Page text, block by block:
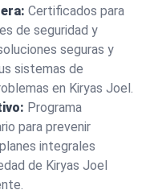
Certificados para
de seguridad y
seguras y
sistemas de
en Kiryas Joel.
Programa
para prevenir
integrales
de Kiryas Joel